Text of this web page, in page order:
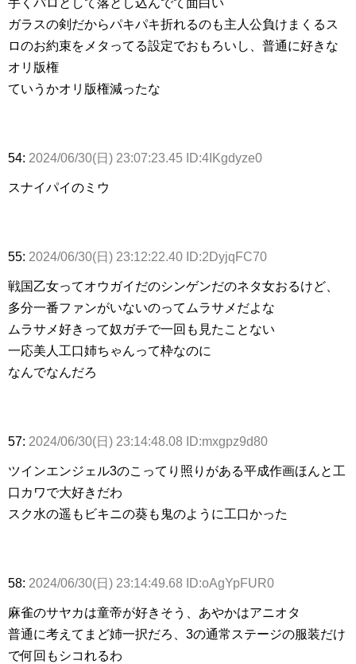
手くパロとして落とし込んでて面白い
ガラスの剣だからパキパキ折れるのも主人公負けまくるス
ロのお約束をメタってる設定でおもろいし、普通に好きな
オリ版権
ていうかオリ版権減ったな
54: 2024/06/30(日) 23:07:23.45 ID:4IKgdyze0
スナイパイのミウ
55: 2024/06/30(日) 23:12:22.40 ID:2DyjqFC70
戦国乙女ってオウガイだのシンゲンだのネタ女おるけど、
多分一番ファンがいないのってムラサメだよな
ムラサメ好きって奴ガチで一回も見たことない
一応美人工口姉ちゃんって枠なのに
なんでなんだろ
57: 2024/06/30(日) 23:14:48.08 ID:mxgpz9d80
ツインエンジェル3のこってり照りがある平成作画ほんと工
口カワで大好きだわ
スク水の遥もビキニの葵も鬼のように工口かった
58: 2024/06/30(日) 23:14:49.68 ID:oAgYpFUR0
麻雀のサヤカは童帝が好きそう、あやかはアニオタ
普通に考えてまど姉一択だろ、3の通常ステージの服装だけ
で何回もシコれるわ